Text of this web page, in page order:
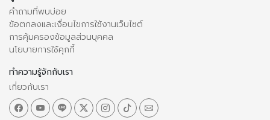
คำถามที่พบบ่อย
ข้อตกลงและเงื่อนไขการใช้งานเว็บไซต์
การคุ้มครองข้อมูลส่วนบุคคล
นโยบายการใช้คุกกี้
ทำความรู้จักกับเรา
เกี่ยวกับเรา